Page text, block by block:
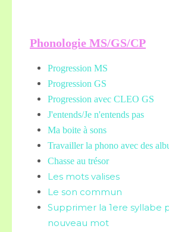
Phonologie MS/GS/CP
Progression MS
Progression GS
Progression avec CLEO GS
J'entends/Je n'entends pas
Ma boite à sons
Travailler la phono avec des
Chasse au trésor
Les mots valises
Le son commun
Supprimer la 1ere syllabe
nouveau mot